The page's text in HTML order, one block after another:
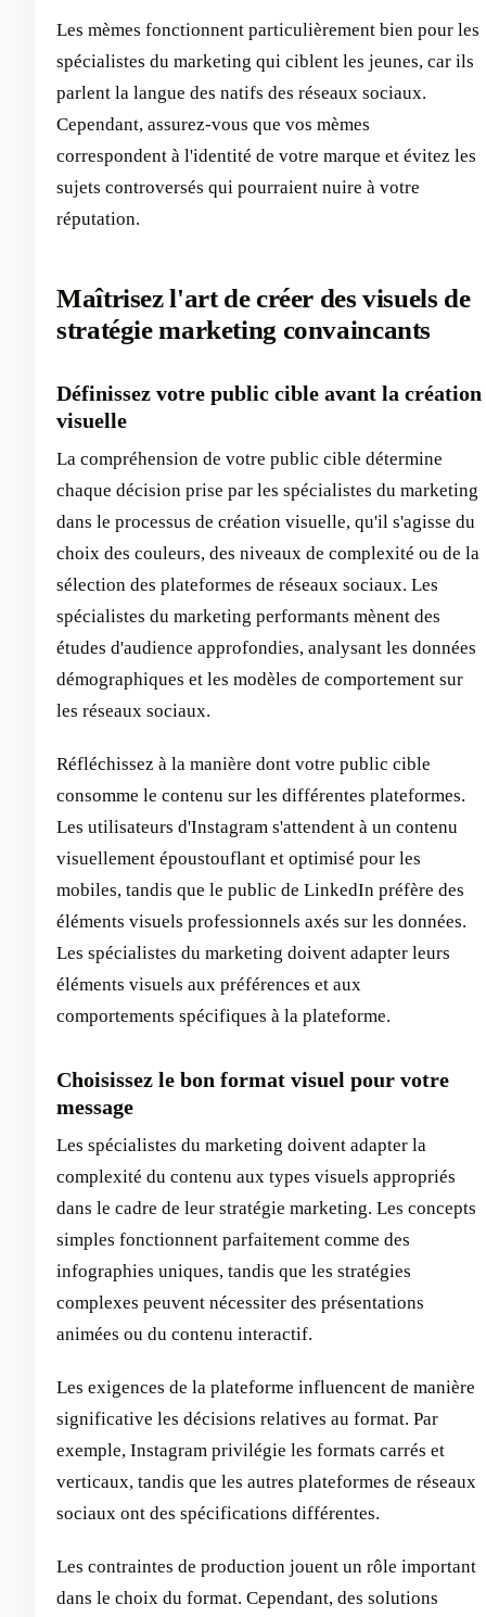
Les mèmes fonctionnent particulièrement bien pour les
spécialistes du marketing qui ciblent les jeunes, car ils
parlent la langue des natifs des réseaux sociaux.
Cependant, assurez-vous que vos mèmes
correspondent à l'identité de votre marque et évitez les
sujets controversés qui pourraient nuire à votre
réputation.
Maîtrisez l'art de créer des visuels de
stratégie marketing convaincants
Définissez votre public cible avant la création
visuelle
La compréhension de votre public cible détermine
chaque décision prise par les spécialistes du marketing
dans le processus de création visuelle, qu'il s'agisse du
choix des couleurs, des niveaux de complexité ou de la
sélection des plateformes de réseaux sociaux. Les
spécialistes du marketing performants mènent des
études d'audience approfondies, analysant les données
démographiques et les modèles de comportement sur
les réseaux sociaux.
Réfléchissez à la manière dont votre public cible
consomme le contenu sur les différentes plateformes.
Les utilisateurs d'Instagram s'attendent à un contenu
visuellement époustouflant et optimisé pour les
mobiles, tandis que le public de LinkedIn préfère des
éléments visuels professionnels axés sur les données.
Les spécialistes du marketing doivent adapter leurs
éléments visuels aux préférences et aux
comportements spécifiques à la plateforme.
Choisissez le bon format visuel pour votre
message
Les spécialistes du marketing doivent adapter la
complexité du contenu aux types visuels appropriés
dans le cadre de leur stratégie marketing. Les concepts
simples fonctionnent parfaitement comme des
infographies uniques, tandis que les stratégies
complexes peuvent nécessiter des présentations
animées ou du contenu interactif.
Les exigences de la plateforme influencent de manière
significative les décisions relatives au format. Par
exemple, Instagram privilégie les formats carrés et
verticaux, tandis que les autres plateformes de réseaux
sociaux ont des spécifications différentes.
Les contraintes de production jouent un rôle important
dans le choix du format. Cependant, des solutions